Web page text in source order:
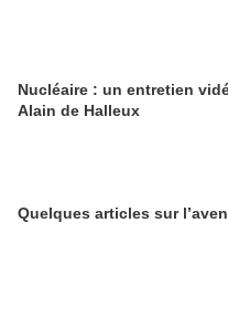
Nucléaire : un entretien
Alain de Halleux
Quelques articles sur